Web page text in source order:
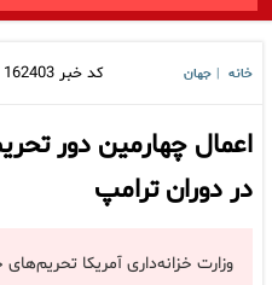
خانه جهان کد خبر 162403
اعمال چهارمین دور
در دوران ترامپ
وزارت خزانه‌داری آمریکا